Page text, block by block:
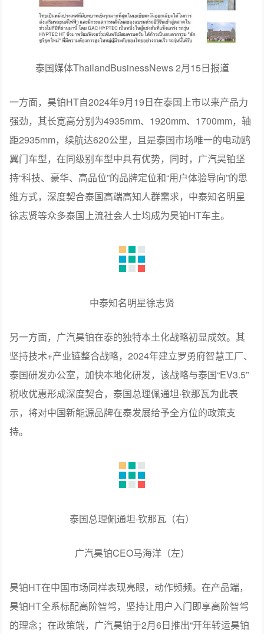
泰国媒体ThailandBusinessNews 2月15日报道
一方面，昊铂HT自2024年9月19日在泰国上市以来产品力
强劲，其长宽高分别为4935mm、1920mm、1700mm，轴
距2935mm，续航达620公里，且是泰国市场唯一的电动鸥
翼门车型，在同级别车型中具有优势，同时，广汽昊铂坚
持“科技、豪华、高品位”的品牌定位和“用户体验导向”的思
维方式，深度契合泰国高端高知人群需求，中泰知名明星
徐志贤等众多泰国上流社会人士均成为昊铂HT车主。
中泰知名明星徐志贤
另一方面，广汽昊铂在泰的独特本土化战略初显成效。其
坚持技术+产业链整合战略，2024年建立罗勇府智慧工厂、
泰国研发办公室，加快本地化研发，该战略与泰国“EV3.5”
税收优惠形成深度契合，泰国总理佩通坦·钦那瓦为此表
示，将对中国新能源品牌在泰发展给予全方位的政策支
持。
泰国总理佩通坦·钦那瓦（右）
广汽昊铂CEO马海洋（左）
昊铂HT在中国市场同样表现亮眼，动作频频。在产品端，
昊铂HT全系标配高阶智驾，坚持让用户入门即享高阶智驾
的理念；在政策端，广汽昊铂于2月6日推出“开年转运昊铂